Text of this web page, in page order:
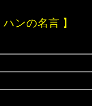
ンの名言 】